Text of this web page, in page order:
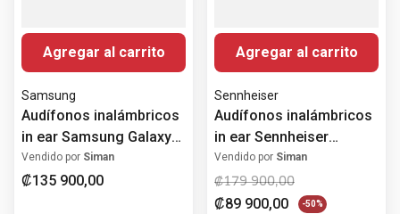
Agregar al carrito
Samsung
Audífonos inalámbricos
in ear Samsung Galaxy
Buds 4 Pro con ANC
Vendido por Siman
₡135 900,00
Agregar al carrito
Sennheiser
Audífonos inalámbricos
in ear Sennheiser
Momentum 4 con
cancelación de ruido
Vendido por Siman
₡179 900,00
₡89 900,00 -50%